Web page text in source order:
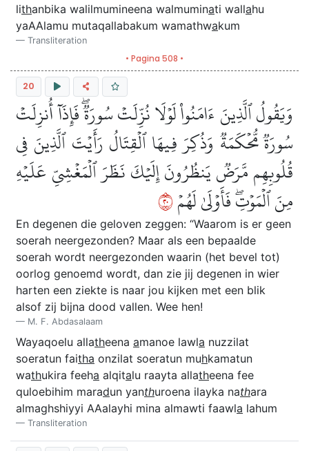
lithanbika walilmumineena walmuminati wallahu
yaAAlamu mutaqallabakum wamathwakum
Transliteration
• Pagina 508 •
20
وَيَقُولُ ٱلَّذِينَ ءَامَنُواْ لَوۡلَا نُزِّلَتۡ سُورَةٞۖ فَإِذَآ أُنزِلَتۡ
سُورَةٞ مُّحۡكَمَةٞ وَذُكِرَ فِيهَا ٱلۡقِتَالُ رَأَيۡتَ ٱلَّذِينَ فِي
قُلُوبِهِم مَّرَضٞ يَنظُرُونَ إِلَيۡكَ نَظَرَ ٱلۡمَغۡشِيِّ عَلَيۡهِ
مِنَ ٱلۡمَوۡتِۖ فَأَوۡلَىٰ لَهُمۡ٠٢
En degenen die geloven zeggen: “Waarom is er geen
soerah neergezonden? Maar als een bepaalde
soerah wordt neergezonden waarin (het bevel tot)
oorlog genoemd wordt, dan zie jij degenen in wier
harten een ziekte is naar jou kijken met een blik
alsof zij bijna dood vallen. Wee hen!
M. F. Abdasalaam
Wayaqoelu allatheena amanoe lawla nuzzilat
soeratun faitha onzilat soeratun muhkamatun
wathukira feeha alqitalu raayta allatheena fee
quloebihim maradun yanthuroena ilayka nathara
almaghshiyyi AAalayhi mina almawti faawla lahum
Transliteration